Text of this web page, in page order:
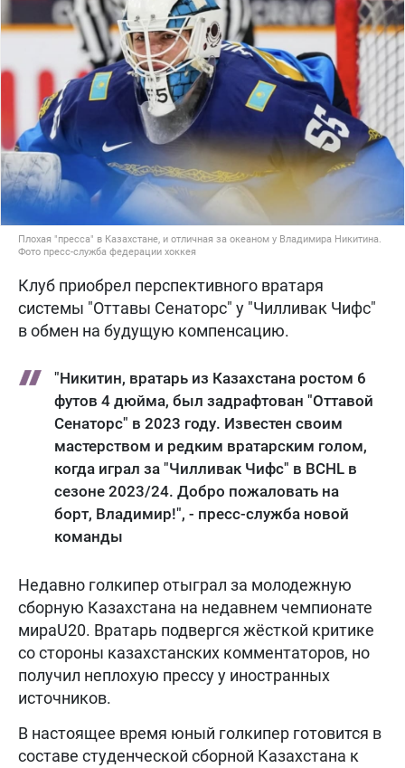
Плохая "пресса" в Казахстане, и отличная за океаном у Владимира Никитина.
Фото пресс-служба федерации хоккея
Клуб приобрел перспективного вратаря
системы "Оттавы Сенаторс" у "Чилливак Чифс"
в обмен на будущую компенсацию.
"Никитин, вратарь из Казахстана ростом 6
футов 4 дюйма, был задрафтован "Оттавой
Сенаторс" в 2023 году. Известен своим
мастерством и редким вратарским голом,
когда играл за "Чилливак Чифс" в BCHL в
сезоне 2023/24. Добро пожаловать на
борт, Владимир!", - пресс-служба новой
команды
Недавно голкипер отыграл за молодежную
сборную Казахстана на недавнем чемпионате
мираU20. Вратарь подвергся жёсткой критике
со стороны казахстанских комментаторов, но
получил неплохую прессу у иностранных
источников.
В настоящее время юный голкипер готовится в
составе студенческой сборной Казахстана к